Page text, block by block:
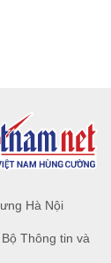
Hà Nội
Thông tin và